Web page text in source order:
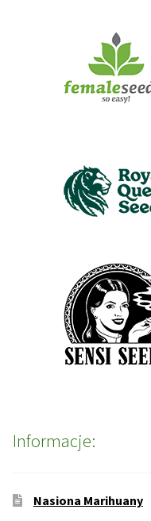
Informacje:
Nasiona Marihuany